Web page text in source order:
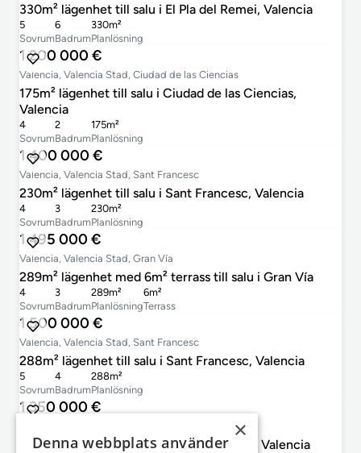
330m² lägenhet till salu i El Pla del Remei, Valencia
Sovrum
5
Badrum
6
Planlösning
330m²
1 200 000 €
Valencia, Valencia Stad, Ciudad de las Ciencias
175m² lägenhet till salu i Ciudad de las Ciencias,
Valencia
Sovrum
4
Badrum
2
Planlösning
175m²
1 400 000 €
Valencia, Valencia Stad, Sant Francesc
230m² lägenhet till salu i Sant Francesc, Valencia
Sovrum
4
Badrum
3
Planlösning
230m²
1 495 000 €
Valencia, Valencia Stad, Gran Vía
289m² lägenhet med 6m² terrass till salu i Gran Vía
Sovrum
4
Badrum
3
Planlösning
289m²
Terrass
6m²
1 500 000 €
Valencia, Valencia Stad, Sant Francesc
288m² lägenhet till salu i Sant Francesc, Valencia
Sovrum
5
Badrum
4
Planlösning
288m²
1 350 000 €
197m² lägenhet till salu i El Pla del Remei, Valencia
×
Denna webbplats använder